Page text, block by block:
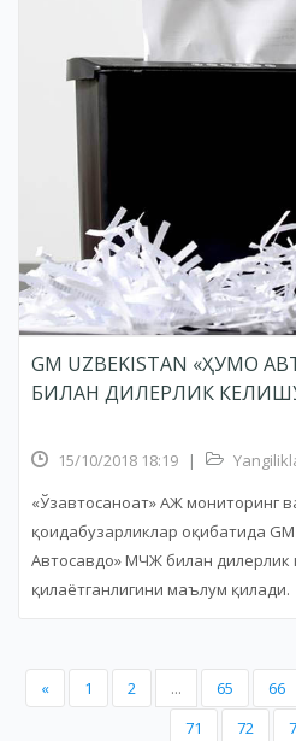
GM UZBEKISTAN «ҲУМО
БИЛАН ДИЛЕРЛИК
15/10/2018 18:19 |
«Ўзавтосаноат» АЖ мониторинг
қоидабузарликлар оқибатида
Автосавдо» МЧЖ билан
қилаётганлигини маълум қилади.
« 1 2 ... 65 66
71
72